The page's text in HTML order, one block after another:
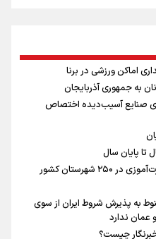
کلمبیا
را بست
به پذیرش شروط ایران از سوی
ندارد
ذوب آهن
اماکن ورزشی در برنا
اماکن ورزشی در برنا
به جمهوری آذربایجان
صنایع آسیب‌دیده اختصاص
به پذیرش شروط ایران از سوی
عمان ندارد